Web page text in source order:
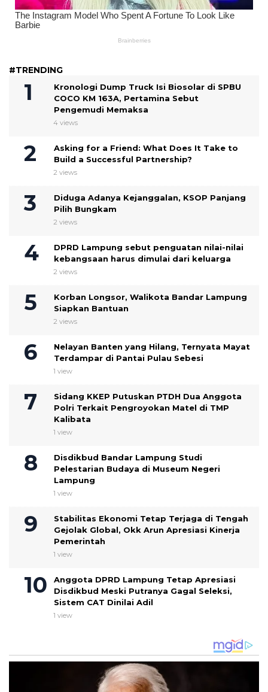
#TRENDING
Kronologi Dump Truck Isi Biosolar di SPBU
COCO KM 163A, Pertamina Sebut
Pengemudi Memaksa
4 views
Asking for a Friend: What Does It Take to
Build a Successful Partnership?
2 views
Diduga Adanya Kejanggalan, KSOP Panjang
Pilih Bungkam
2 views
DPRD Lampung sebut penguatan nilai-nilai
kebangsaan harus dimulai dari keluarga
2 views
Korban Longsor, Walikota Bandar Lampung
Siapkan Bantuan
2 views
Nelayan Banten yang Hilang, Ternyata Mayat
Terdampar di Pantai Pulau Sebesi
1 view
Sidang KKEP Putuskan PTDH Dua Anggota
Polri Terkait Pengroyokan Matel di TMP
Kalibata
1 view
Disdikbud Bandar Lampung Studi
Pelestarian Budaya di Museum Negeri
Lampung
1 view
Stabilitas Ekonomi Tetap Terjaga di Tengah
Gejolak Global, Okk Arun Apresiasi Kinerja
Pemerintah
1 view
Anggota DPRD Lampung Tetap Apresiasi
Disdikbud Meski Putranya Gagal Seleksi,
Sistem CAT Dinilai Adil
1 view